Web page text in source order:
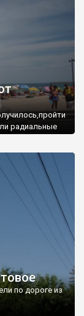
радиальные
по дороге из